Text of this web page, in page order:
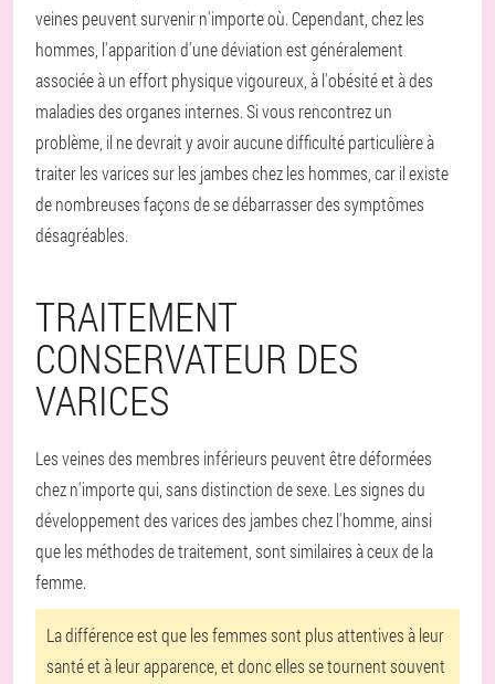
veines peuvent survenir n'importe où. Cependant, chez les
hommes, l'apparition d'une déviation est généralement
associée à un effort physique vigoureux, à l'obésité et à des
maladies des organes internes. Si vous rencontrez un
problème, il ne devrait y avoir aucune difficulté particulière à
traiter les varices sur les jambes chez les hommes, car il existe
de nombreuses façons de se débarrasser des symptômes
désagréables.
TRAITEMENT
CONSERVATEUR DES
VARICES
Les veines des membres inférieurs peuvent être déformées
chez n'importe qui, sans distinction de sexe. Les signes du
développement des varices des jambes chez l'homme, ainsi
que les méthodes de traitement, sont similaires à ceux de la
femme.
La différence est que les femmes sont plus attentives à leur
santé et à leur apparence, et donc elles se tournent souvent